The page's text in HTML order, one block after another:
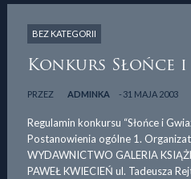
BEZ KATEGORII
Konkurs Słońce i
PRZEZ ADMINKA 31 MAJA 2003
Regulamin konkursu “Słońce i
Postanowienia ogólne 1.
WYDAWNICTWO GALERIA
PAWEŁ KWIECIEŃ ul. Tadeusza